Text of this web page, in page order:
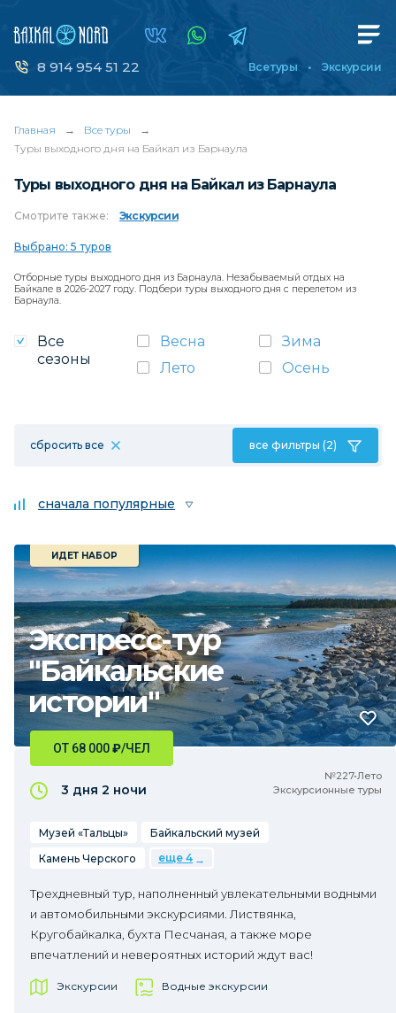
8 914 954 51 22 Все туры Экскурсии
Главная → Все туры
→
Туры выходного дня на Байкал из Барнаула
Туры выходного дня на Байкал из Барнаула
Смотрите также: Экскурсии
Выбрано: 5 туров
Отборные туры выходного дня из Барнаула. Незабываемый отдых на
Байкале в 2026-2027 году. Подбери туры выходного дня с перелетом из
Барнаула.
Все
сезоны
Весна
Зима
Лето
Осень
сбросить все все фильтры (2)
сначала популярные
Экспресс-тур
"Байкальские
истории"
ИДЕТ НАБОР
№227•Лето
Экскурсионные туры
ОТ 68 000₽/ЧЕЛ
3 дня 2 ночи
Музей «Тальцы»
Байкальский музей
Камень Черского
еще 4
Трехдневный тур, наполненный увлекательными водными
и автомобильными экскурсиями. Листвянка,
Кругобайкалка, бухта Песчаная, а также море
впечатлений и невероятных историй ждут вас!
Экскурсии Водные экскурсии